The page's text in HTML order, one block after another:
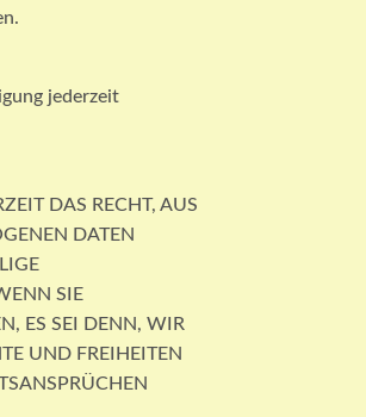
jederzeit
DAS RECHT, AUS
DATEN
SIE
ES SEI DENN, WIR
UND FREIHEITEN